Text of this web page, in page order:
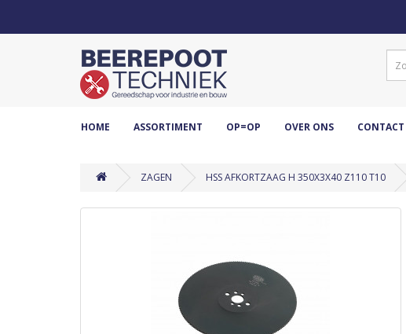
HOME ASSORTIMENT OP=OP OVER ONS CONTACT
ZAGEN HSS AFKORTZAAG H 350X3X40 Z110 T10